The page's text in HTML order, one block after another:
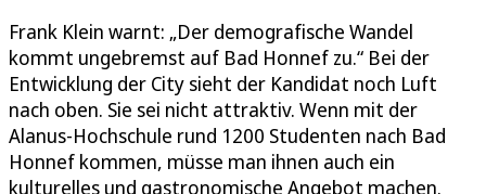
Frank Klein warnt: „Der demografische Wandel
kommt ungebremst auf Bad Honnef zu.“ Bei der
Entwicklung der City sieht der Kandidat noch Luft
nach oben. Sie sei nicht attraktiv. Wenn mit der
Alanus-Hochschule rund 1200 Studenten nach Bad
Honnef kommen, müsse man ihnen auch ein
kulturelles und gastronomische Angebot machen.